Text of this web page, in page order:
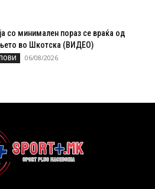
со минимален пораз се враќа од
во Шкотска (ВИДЕО)
06/08/2026